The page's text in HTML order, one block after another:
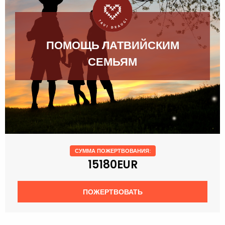
ПОМОЩЬ ЛАТВИЙСКИМ
СЕМЬЯМ
СУММА ПОЖЕРТВОВАНИЯ:
15180EUR
ПОЖЕРТВОВАТЬ